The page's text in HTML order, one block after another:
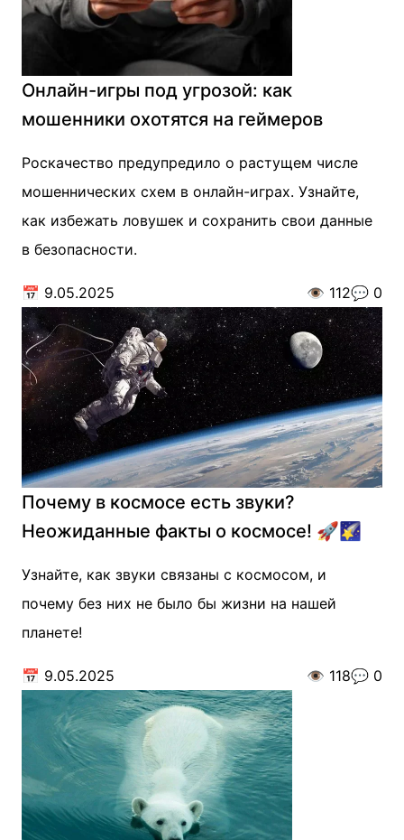
Онлайн-игры под угрозой: как
мошенники охотятся на геймеров
Роскачество предупредило о растущем числе
мошеннических схем в онлайн-играх. Узнайте,
как избежать ловушек и сохранить свои данные
в безопасности.
📅 9.05.2025 👁️ 112💬 0
Почему в космосе есть звуки?
Неожиданные факты о космосе! 🚀🌠
Узнайте, как звуки связаны с космосом, и
почему без них не было бы жизни на нашей
планете!
📅 9.05.2025 👁️ 118💬 0